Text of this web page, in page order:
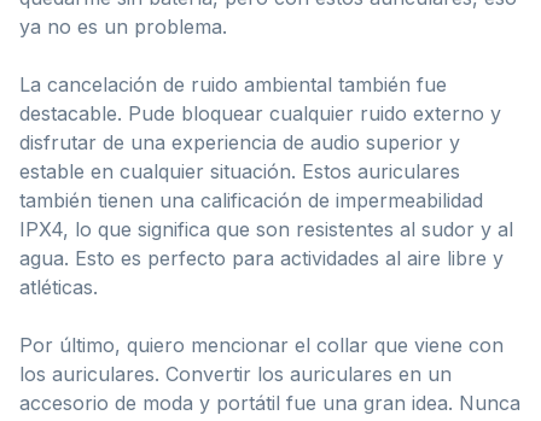
ya no es un problema.
La cancelación de ruido ambiental también fue
destacable. Pude bloquear cualquier ruido externo y
disfrutar de una experiencia de audio superior y
estable en cualquier situación. Estos auriculares
también tienen una calificación de impermeabilidad
IPX4, lo que significa que son resistentes al sudor y al
agua. Esto es perfecto para actividades al aire libre y
atléticas.
Por último, quiero mencionar el collar que viene con
los auriculares. Convertir los auriculares en un
accesorio de moda y portátil fue una gran idea. Nunca